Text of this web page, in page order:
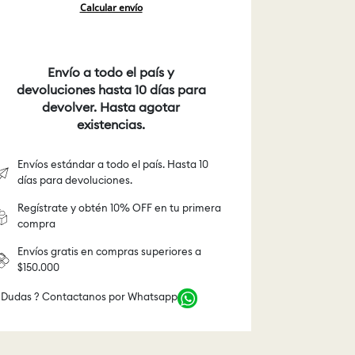
Calcular envío
Envío a todo el país y
devoluciones hasta 10 días para
devolver. Hasta agotar
existencias.
Envíos estándar a todo el país. Hasta 10
días para devoluciones.
Regístrate y obtén 10% OFF en tu primera
compra
Envíos gratis en compras superiores a
$150.000
Dudas ? Contactanos por Whatsapp